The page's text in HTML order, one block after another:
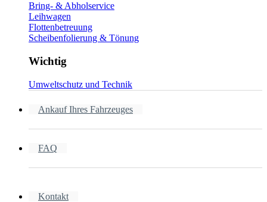
Bring- & Abholservice
Leihwagen
Flottenbetreuung
Scheibenfolierung & Tönung
Wichtig
Umweltschutz und Technik
Ankauf Ihres Fahrzeuges
FAQ
Kontakt